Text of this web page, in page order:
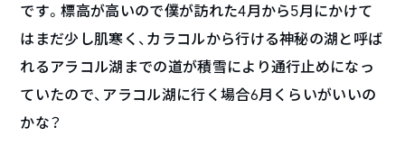
です。標高が高いので僕が訪れた4月から5月にかけて
はまだ少し肌寒く、カラコルから行ける神秘の湖と呼ば
れるアラコル湖までの道が積雪により通行止めになっ
ていたので、アラコル湖に行く場合6月くらいがいいの
かな？